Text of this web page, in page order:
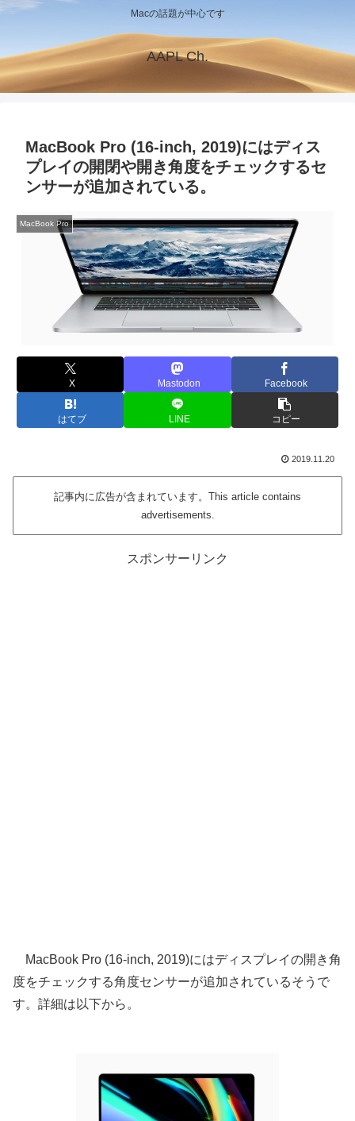
Macの話題が中心です
AAPL Ch.
MacBook Pro (16-inch, 2019)にはディス
プレイの開閉や開き角度をチェックするセ
ンサーが追加されている。
MacBook Pro
X Mastodon Facebook
はてブ LINE コピー
2019.11.20
記事内に広告が含まれています。This article contains
advertisements.
スポンサーリンク
MacBook Pro (16-inch, 2019)にはディスプレイの開き角
度をチェックする角度センサーが追加されているそうで
す。詳細は以下から。